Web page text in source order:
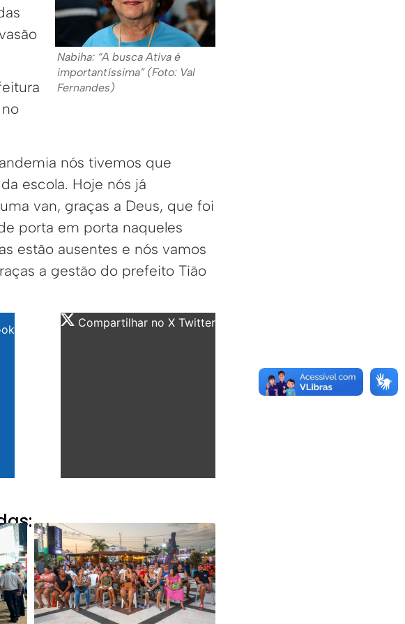
Nabiha: “A busca Ativa é
importantíssima” (Foto: Val
Fernandes)
nós tivemos que
escola. Hoje nós já
van, graças a Deus, que foi
porta em porta naqueles
estão ausentes e nós vamos
a gestão do prefeito Tião
Compartilhar no X Twitter